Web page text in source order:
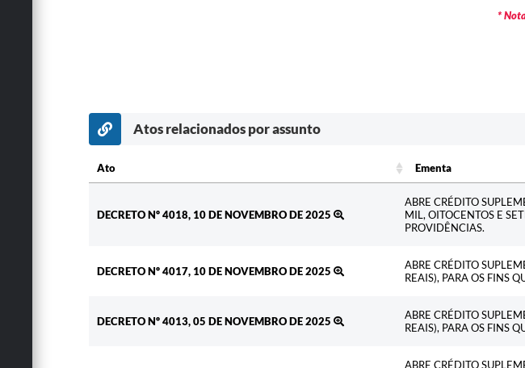
*
Atos relacionados por assunto
Ato Ementa
DECRETO Nº 4018, 10 DE NOVEMBRO DE 2025
ABRE CRÉDITO
MIL, OITOCENTOS E
PROVIDÊNCIAS.
DECRETO Nº 4017, 10 DE NOVEMBRO DE 2025
ABRE CRÉDITO
REAIS), PARA OS FINS
DECRETO Nº 4013, 05 DE NOVEMBRO DE 2025
ABRE CRÉDITO
REAIS), PARA OS FINS
ABRE CRÉDITO